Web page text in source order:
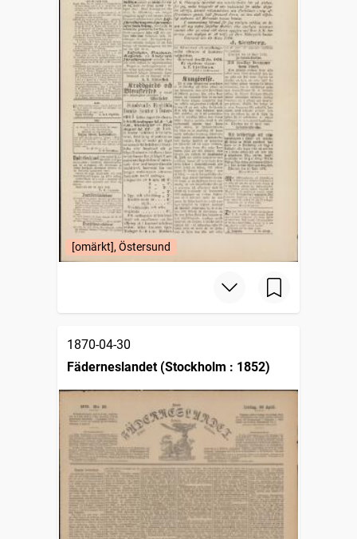
[omärkt], Östersund
1870-04-30
Fäderneslandet (Stockholm : 1852)